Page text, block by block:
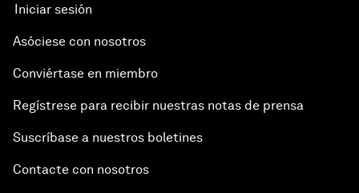
Iniciar sesión
Asóciese con nosotros
Conviértase en miembro
Regístrese para recibir nuestras notas de prensa
Suscríbase a nuestros boletines
Contacte con nosotros